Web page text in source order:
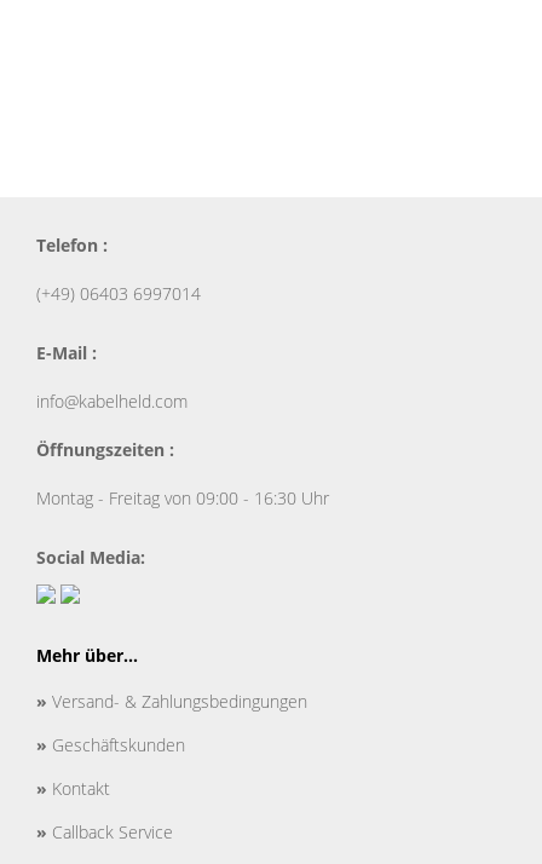
Telefon :
(+49) 06403 6997014
E-Mail :
info@kabelheld.com
Öffnungszeiten :
Montag - Freitag von 09:00 - 16:30 Uhr
Social Media:
Mehr über...
» Versand- & Zahlungsbedingungen
» Geschäftskunden
» Kontakt
» Callback Service